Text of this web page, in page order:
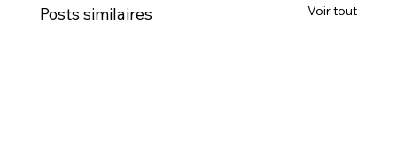
Posts similaires Voir tout